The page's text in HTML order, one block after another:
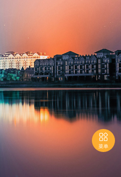

菜单